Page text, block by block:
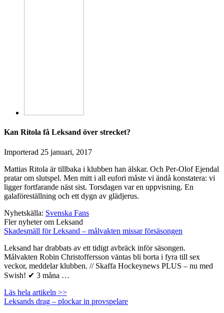
Kan Ritola få Leksand över strecket?
Importerad 25 januari, 2017
Mattias Ritola är tillbaka i klubben han älskar. Och Per-Olof Ejendal
pratar om slutspel. Men mitt i all eufori måste vi ändå konstatera: vi
ligger fortfarande näst sist. Torsdagen var en uppvisning. En
galaföreställning och ett dygn av glädjerus.
Nyhetskälla: Svenska Fans
Fler nyheter om Leksand
Skadesmäll för Leksand – målvakten missar försäsongen
Leksand har drabbats av ett tidigt avbräck inför säsongen.
Målvakten Robin Christoffersson väntas bli borta i fyra till sex
veckor, meddelar klubben. // Skaffa Hockeynews PLUS – nu med
Swish! ✔ 3 måna …
Läs hela artikeln >>
Leksands drag – plockar in provspelare